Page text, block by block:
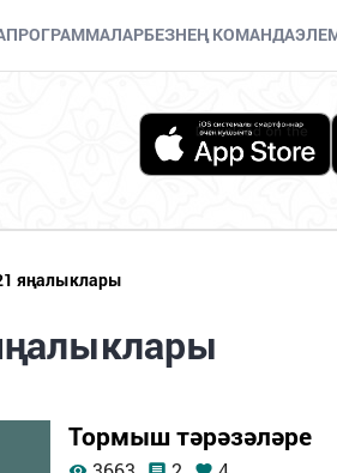
ПРОГРАММАЛАРБЕЗНЕҢ КОМАНДА
яңалыклары
Тормыш тәрәзәләре